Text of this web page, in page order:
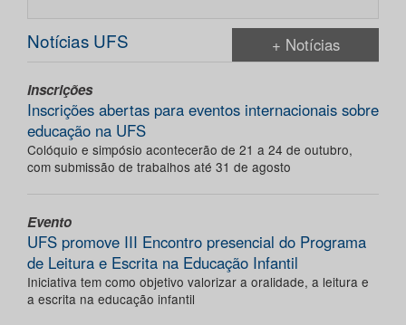
Notícias UFS + Notícias
Inscrições
Inscrições abertas para eventos internacionais sobre
educação na UFS
Colóquio e simpósio acontecerão de 21 a 24 de outubro,
com submissão de trabalhos até 31 de agosto
Evento
UFS promove III Encontro presencial do Programa
de Leitura e Escrita na Educação Infantil
Iniciativa tem como objetivo valorizar a oralidade, a leitura e
a escrita na educação infantil